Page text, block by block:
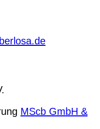
MScb GmbH &